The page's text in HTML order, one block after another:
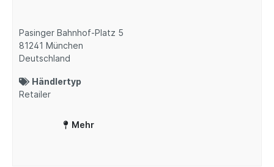
Pasinger Bahnhof-Platz 5
81241 München
Deutschland
Händlertyp
Retailer
Mehr